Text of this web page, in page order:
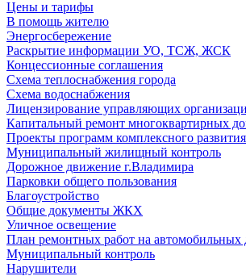
Цены и тарифы
В помощь жителю
Энергосбережение
Раскрытие информации УО, ТСЖ, ЖСК
Концессионные соглашения
Схема теплоснабжения города
Схема водоснабжения
Лицензирование управляющих
Капитальный ремонт многоквартирных
Проекты программ комплексного развития
Муниципальный жилищный контроль
Дорожное движение г.Владимира
Парковки общего пользования
Благоустройство
Общие документы ЖКХ
Уличное освещение
План ремонтных работ на автомобильных
Муниципальный контроль
Нарушители